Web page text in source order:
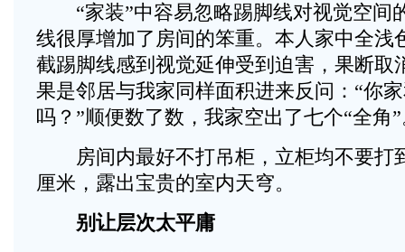
“家装”中容易忽略踢脚线对视觉空间
线很厚增加了房间的笨重。本人家中全浅
截踢脚线感到视觉延伸受到迫害，果断取
果是邻居与我家同样面积进来反问：“你
吗？”顺便数了数，我家空出了七个“全角
房间内最好不打吊柜，立柜均不要打
厘米，露出宝贵的室内天穹。
别让层次太平庸